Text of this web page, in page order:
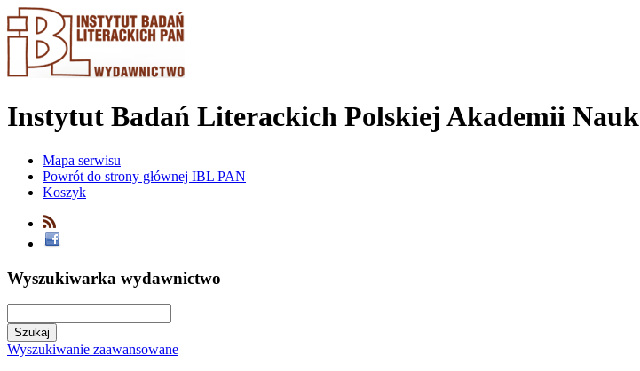
Instytut Badań Literackich Polskiej Akademii Nauk
Mapa serwisu
Powrót do strony głównej IBL PAN
Koszyk
Wyszukiwarka wydawnictwo
Wyszukiwanie zaawansowane